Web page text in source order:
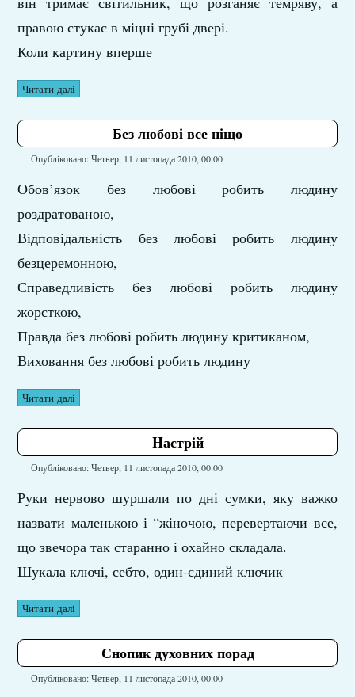
правою стукає в міцні грубі двері.
Коли картину вперше
Читати далі
Без любові все ніщо
Опубліковано: Четвер, 11 листопада 2010, 00:00
Обов’язок без любові робить людину
роздратованою,
Відповідальність без любові робить людину
безцеремонною,
Справедливість без любові робить людину
жорсткою,
Правда без любові робить людину критиканом,
Виховання без любові робить людину
Читати далі
Hастрій
Опубліковано: Четвер, 11 листопада 2010, 00:00
Руки нервово шуршали по дні сумки, яку важко
назвати маленькою і “жіночою, перевертаючи все,
що звечора так старанно і охайно складала.
Шукала ключі, себто, один-єдиний ключик
Читати далі
Снопик духовних порад
Опубліковано: Четвер, 11 листопада 2010, 00:00